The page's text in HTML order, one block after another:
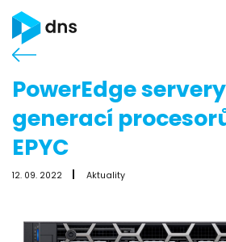
PowerEdge
generací
EPYC
12. 09. 2022 Aktuality